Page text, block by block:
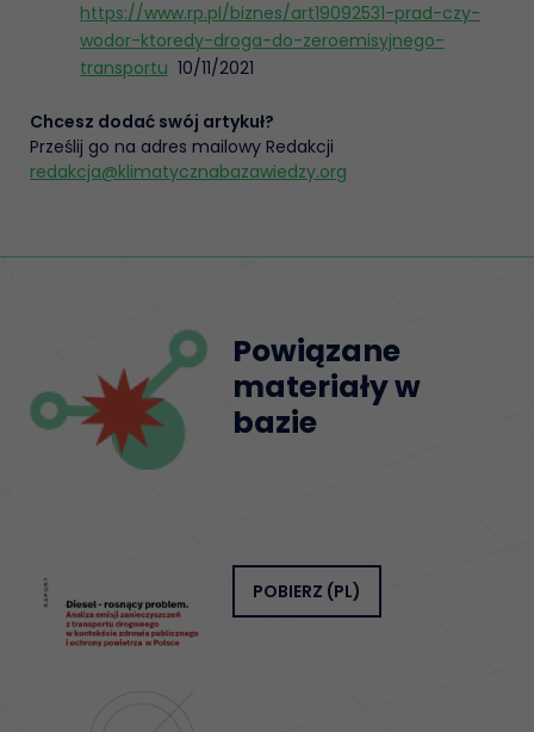
https://www.rp.pl/biznes/art19092531-prad-czy-
wodor-ktoredy-droga-do-zeroemisyjnego-
transportu 10/11/2021
Chcesz dodać swój artykuł?
Prześlij go na adres mailowy Redakcji
redakcja@klimatycznabazawiedzy.org
Powiązane
materiały w
bazie
POBIERZ (PL)